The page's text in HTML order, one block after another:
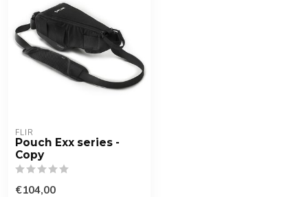
FLIR
Pouch Exx series -
Copy
€104,00